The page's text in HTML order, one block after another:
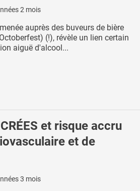
2 mois
auprès des buveurs de bière
(!), révèle un lien certain
aiguë d'alcool...
et risque accru
et de
3 mois